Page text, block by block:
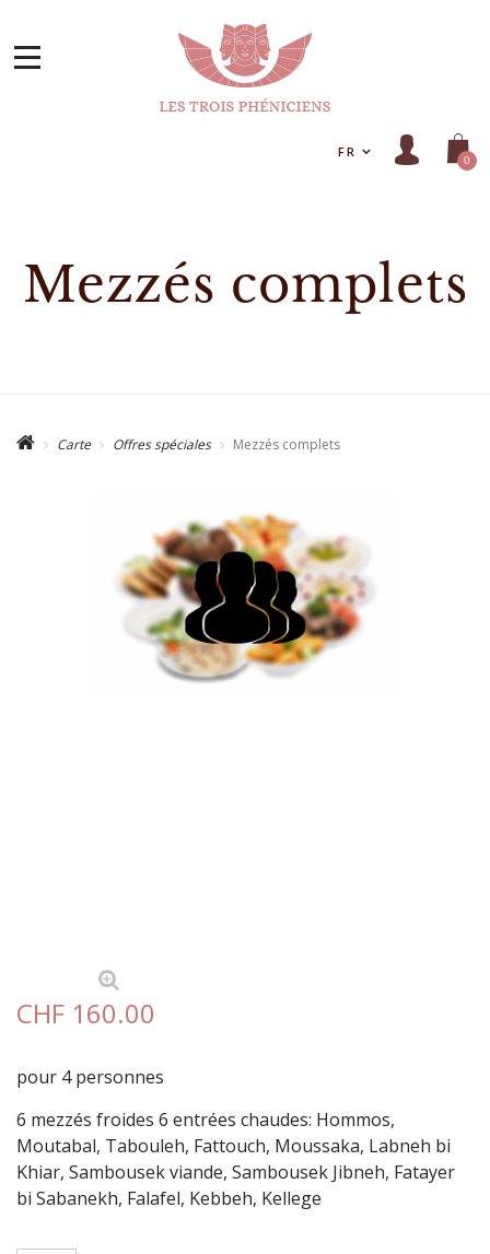
0
FR
Mezzés complets
Carte Offres spéciales Mezzés complets
CHF 160.00
pour 4 personnes
6 mezzés froides 6 entrées chaudes: Hommos,
Moutabal, Tabouleh, Fattouch, Moussaka, Labneh bi
Khiar, Sambousek viande, Sambousek Jibneh, Fatayer
bi Sabanekh, Falafel, Kebbeh, Kellege